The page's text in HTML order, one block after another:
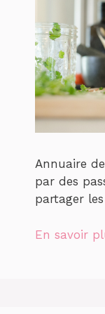
Annuaire
par des
partager
En savoir